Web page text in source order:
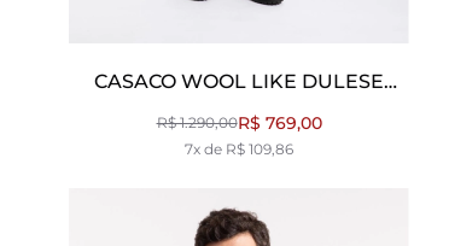
CASACO WOOL LIKE DULESE
PRETO
R$ 1.290,00R$ 769,00
7x de R$ 109,86